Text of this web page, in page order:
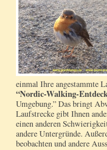
einmal Ihre angestammte
“Nordic-Walking-
Umgebung.” Das bringt
Laufstrecke gibt Ihnen
einen anderen
andere Untergründe.
beobachten und andere